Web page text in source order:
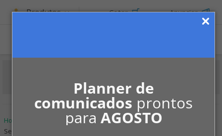
Planner de
comunicados prontos
para AGOSTO
Produtos Cotar Anunciar
Home Convivência
Guia sobre Segurança
Segurança comunitária